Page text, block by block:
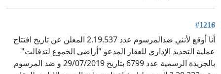
#1216
أنا أوقع لأنني ضدالمرسوم عدد 2.19.537 المعلن عن تاريخ افتتاح
عملية التحديد الإداري للعقار المدعو "أراضي الجموع لتدفالت"
بالجريدة الرسمية عدد 6799 بتاريخ 29/07/2019 و ضد المرسوم